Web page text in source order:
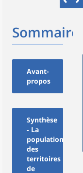
Sommaire
Avant-
propos
Synthèse
- La
population
des
territoires
de